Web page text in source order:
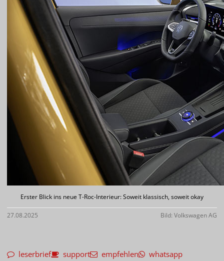
Erster Blick ins neue T-Roc-Interieur: Soweit klassisch, soweit okay
27.08.2025 Bild: Volkswagen AG
leserbrief support empfehlen whatsapp